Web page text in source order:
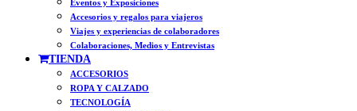
Eventos y Exposiciones
Accesorios y regalos para viajeros
Viajes y experiencias de colaboradores
Colaboraciones, Medios y Entrevistas
TIENDA
ACCESORIOS
ROPA Y CALZADO
TECNOLOGÍA